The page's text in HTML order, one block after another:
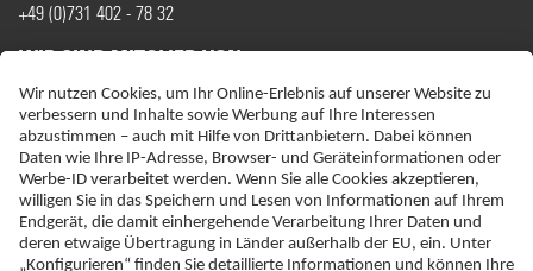
+49 (0)731 402 - 78 32
WIR SIND MITGLIED VON
ERKLÄRUNG ZUR BARRIEREFREIHEIT
IMPRESSUM